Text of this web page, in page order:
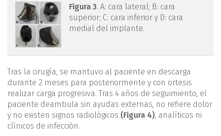
mact.1301.fs2105005-
figura3.png
Figura 3. A: cara lateral; B: cara
superior; C: cara inferior y D: cara
medial del implante.
Tras la cirugía, se mantuvo al paciente en descarga
durante 2 meses para posteriormente y con ortesis
realizar carga progresiva. Tras 4 años de seguimiento, el
paciente deambula sin ayudas externas, no refiere dolor
y no existen signos radiológicos (Figura 4) , analíticos ni
clínicos de infección.